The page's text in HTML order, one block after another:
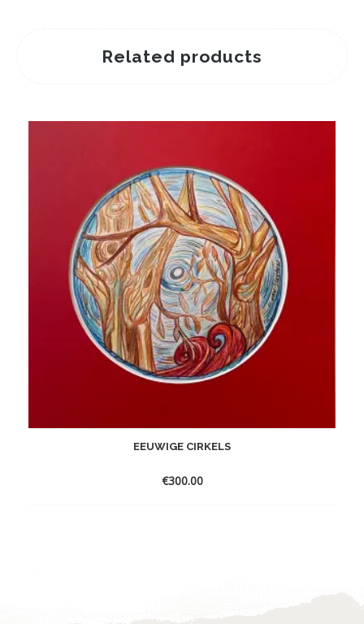
Related products
EEUWIGE CIRKELS
€300.00